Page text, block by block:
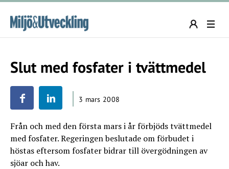
Slut med fosfater i tvättmedel
3 mars 2008
Från och med den första mars i år förbjöds tvättmedel
med fosfater. Regeringen beslutade om förbudet i
höstas eftersom fosfater bidrar till övergödningen av
sjöar och hav.